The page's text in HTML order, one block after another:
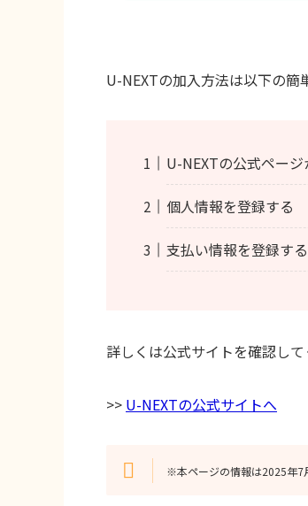
U-NEXTの加入方法は以下の簡
U-NEXTの公式ペー
個人情報を登録する
支払い情報を登録する
詳しくは公式サイトを確認して
>> U-NEXTの公式サイトへ
※本ページの情報は2025年7